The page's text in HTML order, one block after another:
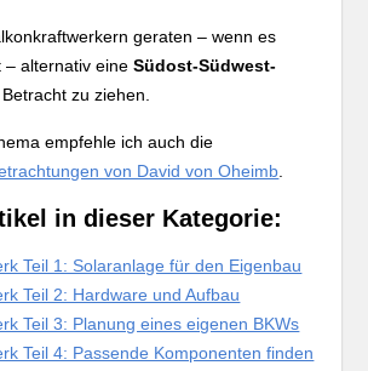
geraten – wenn es
– alternativ eineSüdost-Südwest-
zu ziehen.
empfehle ich auch die
von David von Oheimb
in dieser Kategorie:
Teil 1: Solaranlage für den Eigenbau
Teil 2: Hardware und Aufbau
Teil 3: Planung eines eigenen BKWs
Teil 4: Passende Komponenten finden